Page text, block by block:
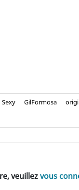
Sexy GilFormosa
veuillezvous